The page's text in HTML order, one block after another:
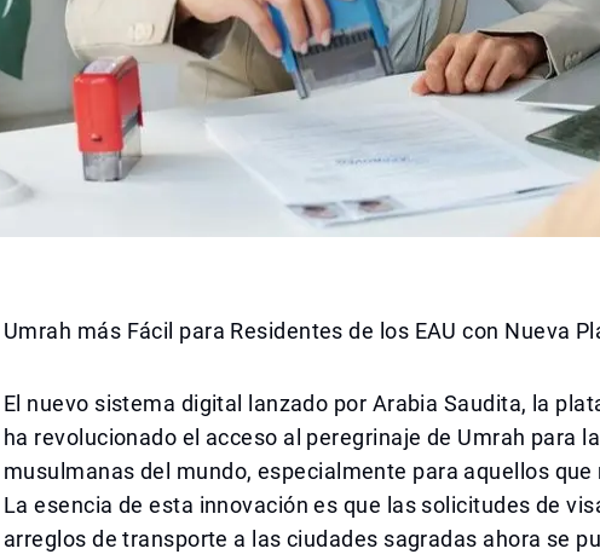
Umrah más Fácil para Residentes de los EAU con Nueva
El nuevo sistema digital lanzado por Arabia Saudita, la
ha revolucionado el acceso al peregrinaje de Umrah para
musulmanas del mundo, especialmente para aquellos que
La esencia de esta innovación es que las solicitudes de
arreglos de transporte a las ciudades sagradas ahora se